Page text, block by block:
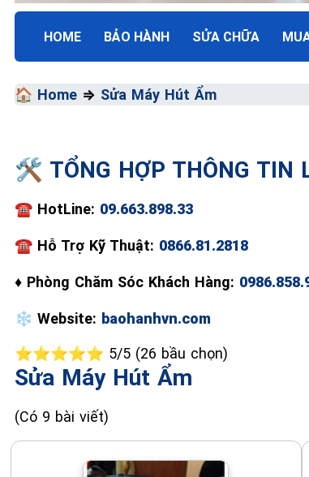
TRUNG TÂM BẢO HÀNH ĐIỆN MÁY VN
SỬA CHỮA & BẢO
Chất Lượng Tối Ưu - Giá Thành Tối Thiểu
HOME BẢO HÀNH SỬA CHỮA
🏠 Home ⇒ Sửa Máy Hút Ẩm
🛠️ TỔNG HỢP THÔNG TIN
☎️ HotLine: 09.663.898.33
☎ Hỗ Trợ Kỹ Thuật: 0866.81.2818
♦ Phòng Chăm Sóc Khách Hàng:
❄️ Website: baohanhvn.com
⭐⭐⭐⭐⭐ 5/5 (26 bầu chọn)
Sửa Máy Hút Ẩm
(Có 9 bài viết)